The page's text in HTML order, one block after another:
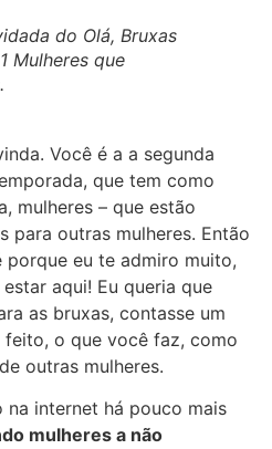
do Olá, Bruxas
Mulheres que
Você é a a segunda
que tem como
mulheres – que estão
para outras mulheres. Então
porque eu te admiro muito,
aqui! Eu queria que
as bruxas, contasse um
o que você faz, como
outras mulheres.
na internet há pouco mais
mulheres a não